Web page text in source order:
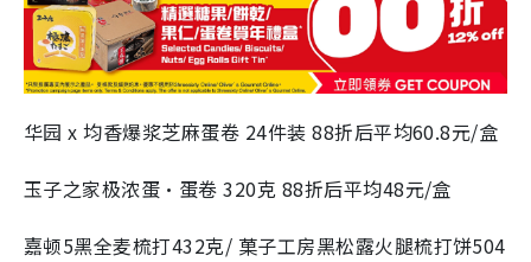
华园 x 均香爆浆芝麻蛋卷 24件装 88折后平均60.8元/盒
玉子之家极浓蛋•蛋卷 320克 88折后平均48元/盒
嘉顿5黑全麦梳打432克/ 菓子工房黑松露火腿梳打饼504